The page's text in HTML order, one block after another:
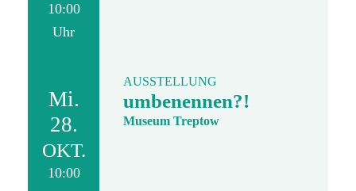
10:00
Uhr
Mi.
28.
OKT.
10:00
AUSSTELLUNG
umbenennen?!
Museum Treptow